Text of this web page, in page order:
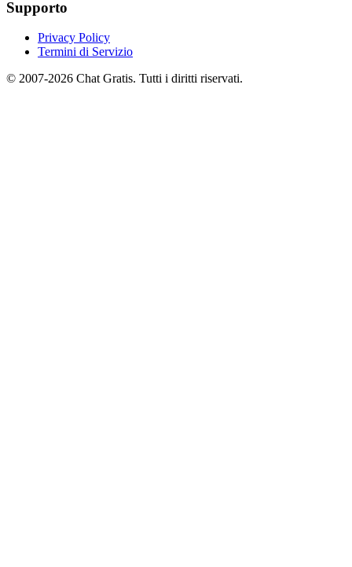
Supporto
Privacy Policy
Termini di Servizio
© 2007-2026 Chat Gratis. Tutti i diritti riservati.